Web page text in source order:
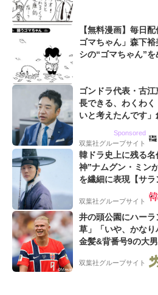
【無料漫画】毎日
ゴマちゃん」森下
シの“ゴマちゃん”
ゴンドラ代表・古
長できる、わくわ
いと考えたんです
Sponsored
双葉社グループサイト
韓ドラ史上に残る
神”ナムグン・ミン
を繊細に表現【サラ
双葉社グループサイト
井の頭公園にハー
草」「いや、かなり
金髪&背番号9の大
ー”映像が話題!「元
双葉社グループサイト